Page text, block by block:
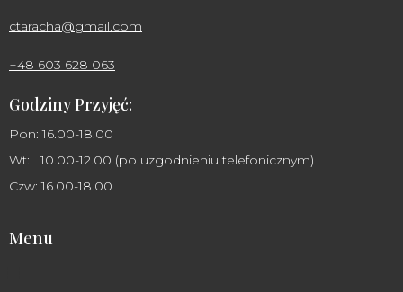
ctaracha@gmail.com
+48 603 628 063
Godziny Przyjęć:
Pon: 16.00-18.00
Wt: 10.00-12.00 (po uzgodnieniu telefonicznym)
Czw: 16.00-18.00
Menu